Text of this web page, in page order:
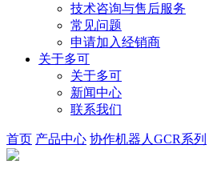
技术咨询与售后服务
常见问题
申请加入经销商
关于多可
关于多可
新闻中心
联系我们
首页 产品中心 协作机器人GCR系列